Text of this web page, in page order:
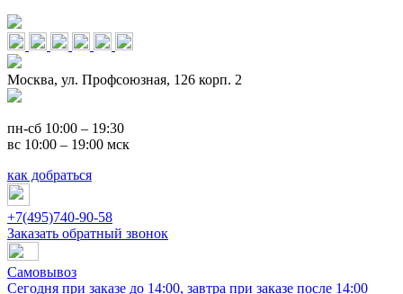
Москва, ул. Профсоюзная, 126 корп. 2
пн-сб 10:00 – 19:30
вс 10:00 – 19:00 мск
как добраться
+7(495)740-90-58
Заказать обратный звонок
Самовывоз
Сегодня при заказе до 14:00, завтра при заказе после 14:00